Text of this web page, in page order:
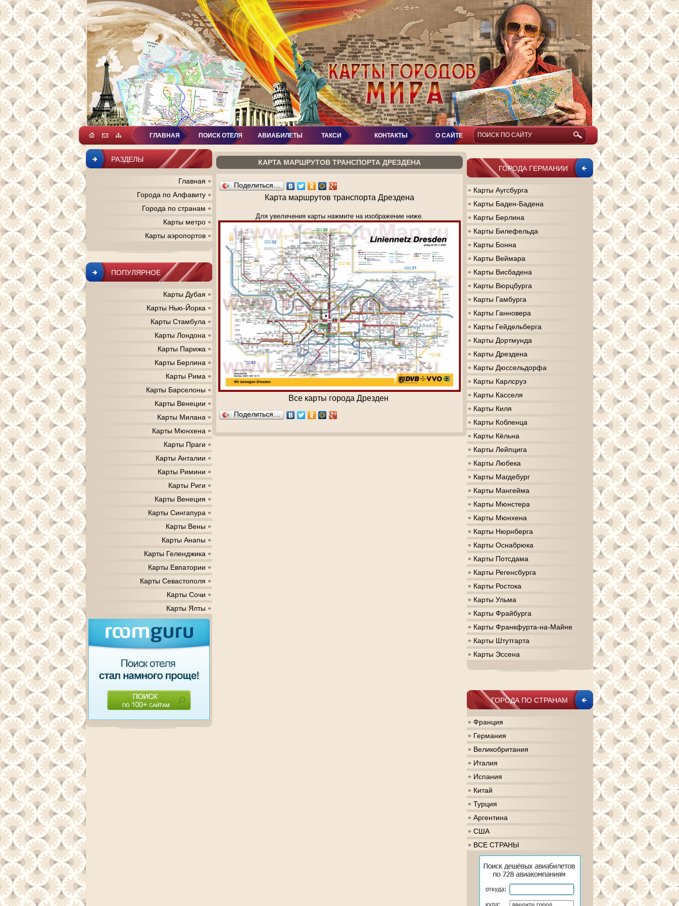
КАРТА МАРШРУТОВ ТРАНСПОРТА ДРЕЗДЕНА
Поделиться…
Карта маршрутов транспорта Дрездена
Для увеличения карты нажмите на изображение ниже.
Все карты города Дрезден
Поделиться…
РАЗДЕЛЫ
Главная
Города по Алфавиту
Города по странам
Карты метро
Карты аэропортов
ПОПУЛЯРНОЕ
Карты Дубая
Карты Нью-Йорка
Карты Стамбула
Карты Лондона
Карты Парижа
Карты Берлина
Карты Рима
Карты Барселоны
Карты Венеции
Карты Милана
Карты Мюнхена
Карты Праги
Карты Анталии
Карты Римини
Карты Риги
Карты Венеция
Карты Сингапура
Карты Вены
Карты Анапы
Карты Геленджика
Карты Евпатории
Карты Севастополя
Карты Сочи
Карты Ялты
ГОРОДА ГЕРМАНИИ
Карты Аугсбурга
Карты Баден-Бадена
Карты Берлина
Карты Билефельда
Карты Бонна
Карты Веймара
Карты Висбадена
Карты Вюрцбурга
Карты Гамбурга
Карты Ганновера
Карты Гейдельберга
Карты Дортмунда
Карты Дрездена
Карты Дюссельдорфа
Карты Карлсруэ
Карты Касселя
Карты Киля
Карты Кобленца
Карты Кёльна
Карты Лейпцига
Карты Любека
Карты Магдебург
Карты Мангейма
Карты Мюнстера
Карты Мюнхена
Карты Нюрнберга
Карты Оснабрюка
Карты Потсдама
Карты Регенсбурга
Карты Ростока
Карты Ульма
Карты Фрайбурга
Карты Франкфурта-на-Майне
Карты Штутгарта
Карты Эссена
ГОРОДА ПО СТРАНАМ
Франция
Германия
Великобритания
Италия
Испания
Китай
Турция
Аргентина
США
ВСЕ СТРАНЫ
ГЛАВНАЯ ПОИСК ОТЕЛЯ АВИАБИЛЕТЫ ТАКСИ КОНТАКТЫ О САЙТЕ